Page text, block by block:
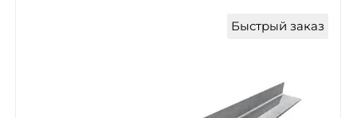
Быстрый заказ